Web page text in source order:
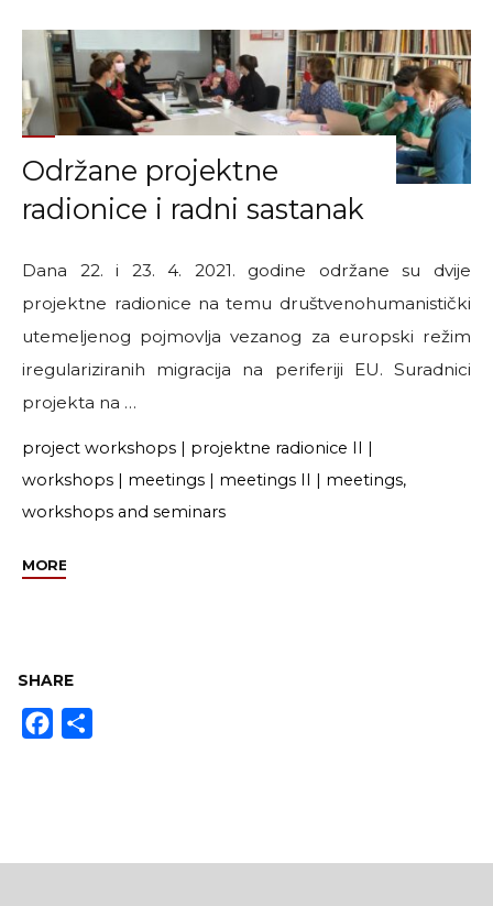
radni
sastanak
i
radionica"
Održane projektne
radionice i radni sastanak
Dana 22. i 23. 4. 2021. godine održane su dvije
projektne radionice na temu društvenohumanistički
utemeljenog pojmovlja vezanog za europski režim
iregulariziranih migracija na periferiji EU. Suradnici
projekta na …
project workshops | projektne radionice II |
workshops | meetings | meetings II | meetings,
workshops and seminars
MORE"Održane
radni
SHARE
Facebook